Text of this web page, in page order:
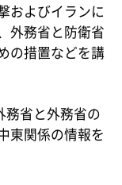
およびイランに
外務省と防衛省
の措置などを講
省と外務省の
東関係の情報を